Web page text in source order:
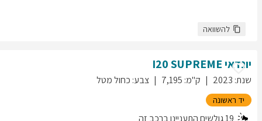
להשוואה
יונדאי I20SUPREME
שנת:
2023 ק"מ:
7,195 צבע: כחול מטל
יד ראשונה
19גולשים התעניינו ברכב זה